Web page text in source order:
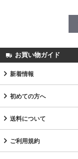
お買い物ガイド
新着情報
初めての方へ
送料について
ご利用規約